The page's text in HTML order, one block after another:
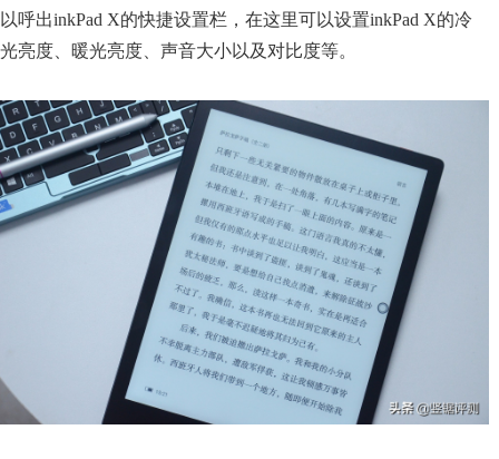
以呼出inkPad X的快捷设置栏，在这里可以设置inkPad X的冷
光亮度、暖光亮度、声音大小以及对比度等。